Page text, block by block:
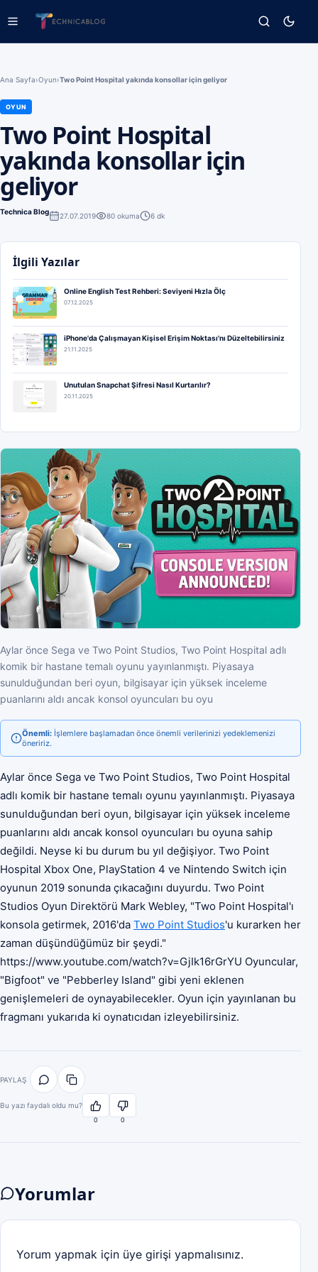
Ana Sayfa›Oyun›Two Point Hospital yakında konsollar için geliyor
OYUN
Two Point Hospital
yakında konsollar için
geliyor
Technica Blog 27.07.2019 80 okuma 6 dk
Aylar önce Sega ve Two Point Studios, Two Point Hospital adlı
komik bir hastane temalı oyunu yayınlanmıştı. Piyasaya
sunulduğundan beri oyun, bilgisayar için yüksek inceleme
puanlarını aldı ancak konsol oyuncuları bu oyu
Önemli: İşlemlere başlamadan önce önemli verilerinizi yedeklemenizi
öneririz.
Aylar önce Sega ve Two Point Studios, Two Point Hospital
adlı komik bir hastane temalı oyunu yayınlanmıştı. Piyasaya
sunulduğundan beri oyun, bilgisayar için yüksek inceleme
puanlarını aldı ancak konsol oyuncuları bu oyuna sahip
değildi. Neyse ki bu durum bu yıl değişiyor. Two Point
Hospital Xbox One, PlayStation 4 ve Nintendo Switch için
oyunun 2019 sonunda çıkacağını duyurdu. Two Point
Studios Oyun Direktörü Mark Webley, "Two Point Hospital'ı
konsola getirmek, 2016'da Two Point Studios'u kurarken her
zaman düşündüğümüz bir şeydi."
https://www.youtube.com/watch?v=GjIk16rGrYU Oyuncular,
"Bigfoot" ve "Pebberley Island" gibi yeni eklenen
genişlemeleri de oynayabilecekler. Oyun için yayınlanan bu
fragmanı yukarıda ki oynatıcıdan izleyebilirsiniz.
PAYLAŞ
Bu yazı faydalı oldu mu?
0 0
İlgili Yazılar
Online English Test Rehberi: Seviyeni Hızla Ölç
07.12.2025
iPhone'da Çalışmayan Kişisel Erişim Noktası'nı Düzeltebilirsiniz
21.11.2025
Unutulan Snapchat Şifresi Nasıl Kurtarılır?
20.11.2025
Yorumlar
Yorum yapmak için üye girişi yapmalısınız.